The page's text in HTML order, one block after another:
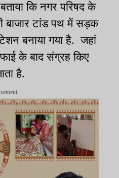
कि नगर परिषद के
बाजार टांड पथ में सड़क
बनाया गया है. जहां
के बाद संग्रह किए
है.